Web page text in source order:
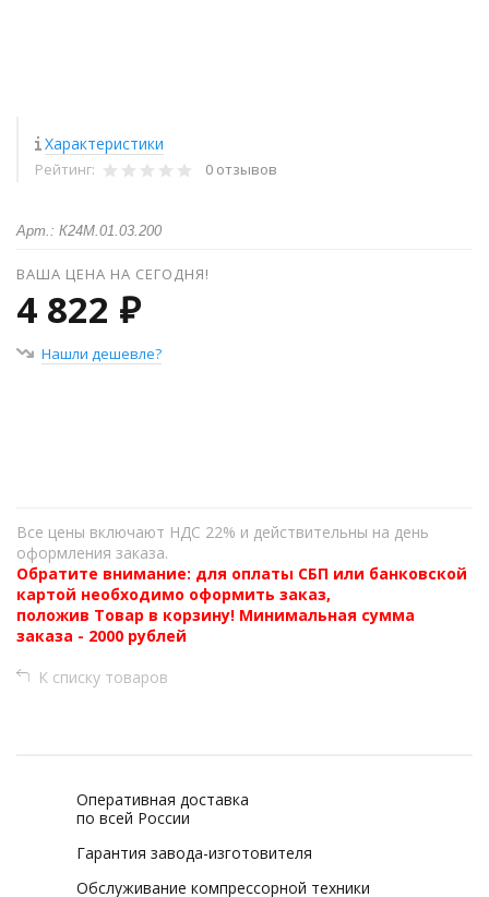
Характеристики
Рейтинг: 0 отзывов
Арт.: К24М.01.03.200
ВАША ЦЕНА НА СЕГОДНЯ!
4 822 ₽
Нашли дешевле?
Все цены включают НДС 22% и действительны на день
оформления заказа.
Обратите внимание: для оплаты СБП или банковской
картой необходимо оформить заказ,
положив Товар в корзину! Минимальная сумма
заказа - 2000 рублей
К списку товаров
Оперативная доставка
по всей России
Гарантия завода-изготовителя
Обслуживание компрессорной техники